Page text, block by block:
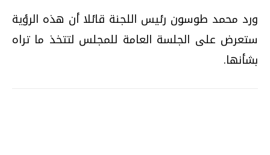
ورد محمد طوسون رئيس اللجنة قائلا أن هذه الرؤية
ستعرض على الجلسة العامة للمجلس لتتخذ ما تراه
بشأنها.